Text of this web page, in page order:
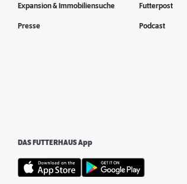
Expansion & Immobiliensuche
Presse
Futterpost
Podcast
DAS FUTTERHAUS App